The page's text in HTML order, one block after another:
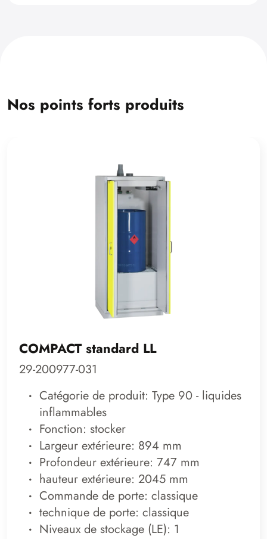
Nos points forts produits
COMPACT standard LL
29-200977-031
Catégorie de produit: Type 90 - liquides
inflammables
Fonction: stocker
Largeur extérieure: 894 mm
Profondeur extérieure: 747 mm
hauteur extérieure: 2045 mm
Commande de porte: classique
technique de porte: classique
Niveaux de stockage (LE): 1